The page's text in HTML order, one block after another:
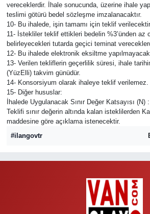
vereceklerdir. İhale sonucunda, üzerine ihale
teslimi götürü bedel sözleşme imzalanacaktır.
10- Bu ihalede, işin tamamı için teklif verilecektir.
11- İstekliler teklif ettikleri bedelin %3’ünden az
belirleyecekleri tutarda geçici teminat
12- Bu ihalede elektronik eksiltme
13- Verilen tekliflerin geçerlilik süresi, ihale
(YüzElli) takvim günüdür.
14- Konsorsiyum olarak ihaleye teklif verilemez.
15- Diğer hususlar:
İhalede Uygulanacak Sınır Değer Katsayısı (N) :
Teklifi sınır değerin altında kalan isteklilerden
maddesine göre açıklama istenecektir.
#ilangovtr